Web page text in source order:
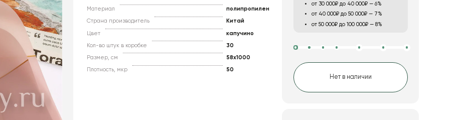
Материал полипропилен
Страна производитель Китай
Цвет капучино
Кол-во штук в коробке 30
Размер, см 58x1000
Плотность, мкр 50
от 30 000₽ до 40 000₽ — 6%
от 40 000₽ до 50 000₽ — 7%
от 50 000₽ до 100 000₽ — 8%
Нет в наличии